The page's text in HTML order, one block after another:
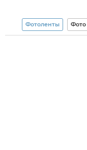
Фотоленты Фото